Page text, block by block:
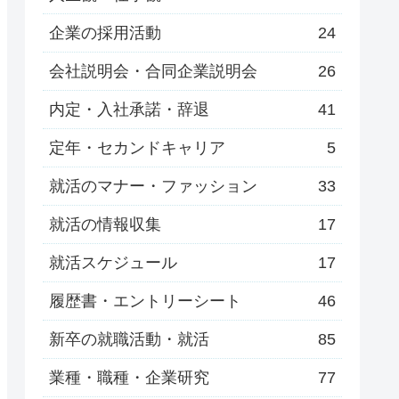
企業の採用活動 24
会社説明会・合同企業説明会 26
内定・入社承諾・辞退 41
定年・セカンドキャリア 5
就活のマナー・ファッション 33
就活の情報収集 17
就活スケジュール 17
履歴書・エントリーシート 46
新卒の就職活動・就活 85
業種・職種・企業研究 77